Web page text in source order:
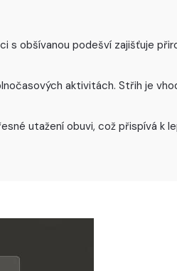
s obšívanou podešví zajišťuje
aktivitách. Střih je
utažení obuvi, což přispívá k